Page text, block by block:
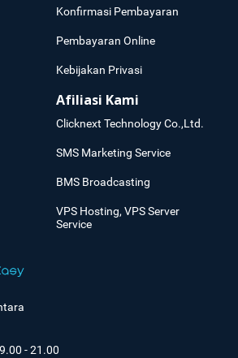
Konfirmasi Pembayaran
Pembayaran Online
Kebijakan Privasi
Afiliasi Kami
Clicknext Technology Co.,Ltd.
SMS Marketing Service
BMS Broadcasting
VPS Hosting, VPS Server
Service
- 21.00